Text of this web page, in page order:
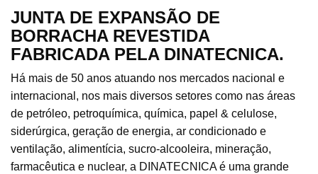
JUNTA DE EXPANSÃO DE
BORRACHA REVESTIDA
FABRICADA PELA DINATECNICA.
Há mais de 50 anos atuando nos mercados nacional e
internacional, nos mais diversos setores como nas áreas
de petróleo, petroquímica, química, papel & celulose,
siderúrgica, geração de energia, ar condicionado e
ventilação, alimentícia, sucro-alcooleira, mineração,
farmacêutica e nuclear, a DINATECNICA é uma grande